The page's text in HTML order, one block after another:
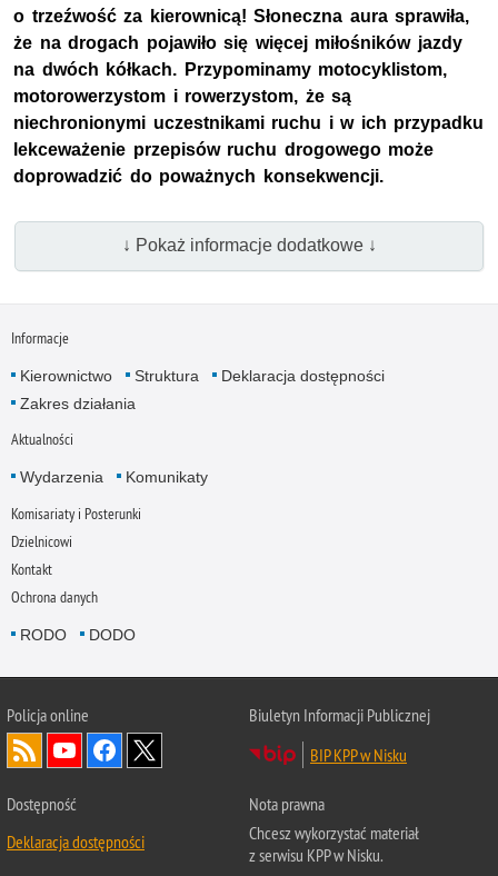
o trzeźwość za kierownicą! Słoneczna aura sprawiła,
że na drogach pojawiło się więcej miłośników jazdy
na dwóch kółkach. Przypominamy motocyklistom,
motorowerzystom i rowerzystom, że są
niechronionymi uczestnikami ruchu i w ich przypadku
lekceważenie przepisów ruchu drogowego może
doprowadzić do poważnych konsekwencji.
↓ Pokaż informacje dodatkowe ↓
Informacje
Kierownictwo Struktura
Deklaracja dostępności
Zakres działania
Aktualności
Wydarzenia Komunikaty
Komisariaty i Posterunki
Dzielnicowi
Kontakt
Ochrona danych
RODO DODO
Policja online
Biuletyn Informacji Publicznej
BIP KPP w Nisku
Dostępność
Deklaracja dostępności
Nota prawna
Chcesz wykorzystać materiał
z serwisu KPP w Nisku.